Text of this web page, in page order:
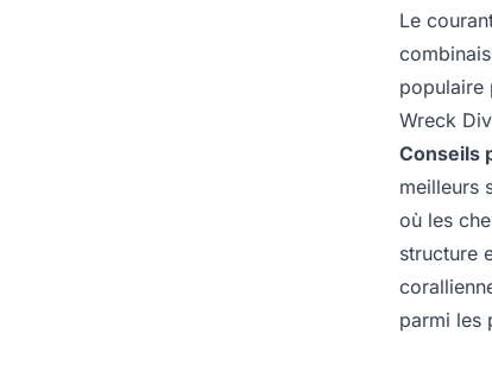
Le
populaire
Wreck
Conseils
meilleurs
où les
structure
parmi les